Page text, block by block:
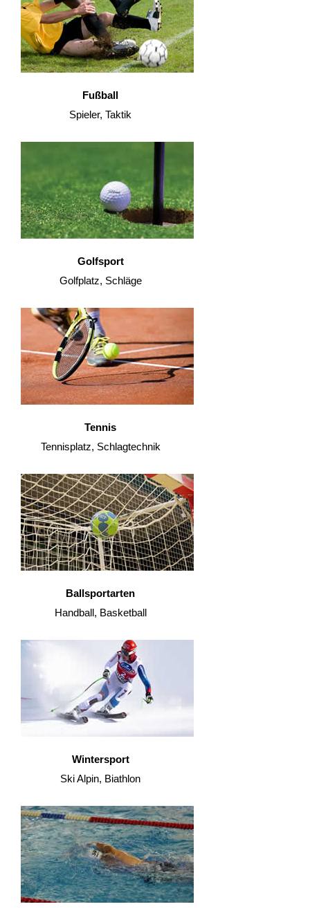
Fußball
Spieler, Taktik
Golfsport
Golfplatz, Schläge
Tennis
Tennisplatz, Schlagtechnik
Ballsportarten
Handball, Basketball
Wintersport
Ski Alpin, Biathlon